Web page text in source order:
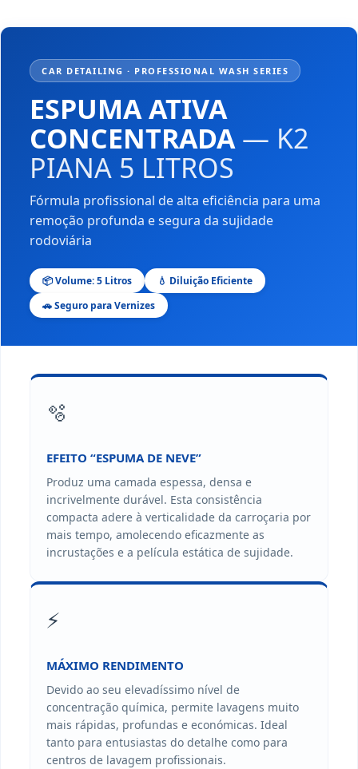
CAR DETAILING · PROFESSIONAL WASH SERIES
ESPUMA ATIVA
CONCENTRADA— K2
PIANA 5 LITROS
Fórmula profissional de alta eficiência para uma
remoção profunda e segura da sujidade
rodoviária
📦 Volume: 5 Litros
💧 Diluição Eficiente
🚗 Seguro para Vernizes
🫧
EFEITO “ESPUMA DE NEVE”
Produz uma camada espessa, densa e
incrivelmente durável. Esta consistência
compacta adere à verticalidade da carroçaria por
mais tempo, amolecendo eficazmente as
incrustações e a película estática de sujidade.
⚡
MÁXIMO RENDIMENTO
Devido ao seu elevadíssimo nível de
concentração química, permite lavagens muito
mais rápidas, profundas e económicas. Ideal
tanto para entusiastas do detalhe como para
centros de lavagem profissionais.